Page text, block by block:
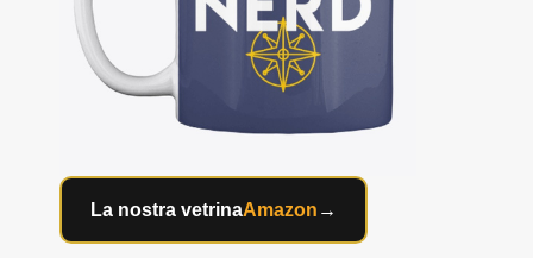
La nostra vetrinaAmazon →